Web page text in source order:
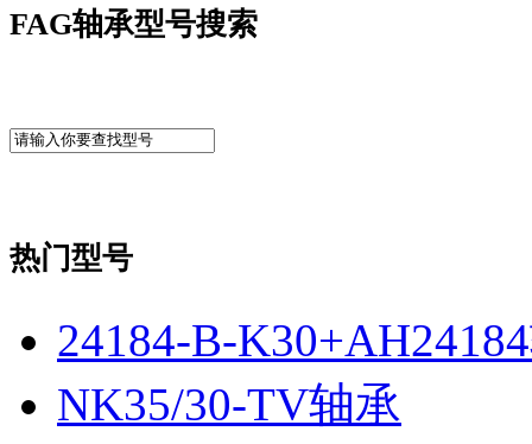
FAG轴承型号搜索
热门型号
24184-B-
NK35/30-TV轴承